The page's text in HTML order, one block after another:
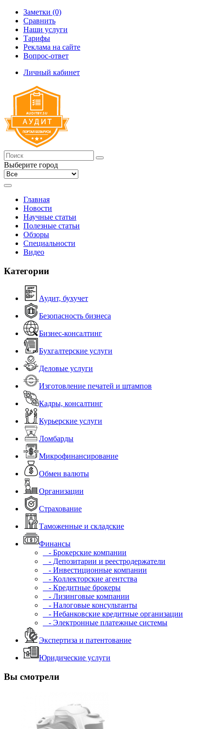
Заметки (0)
Сравнить
Наши услуги
Тарифы
Реклама на сайте
Вопрос-ответ
Личный кабинет
Выберите город
Главная
Новости
Научные статьи
Полезные статьи
Обзоры
Специальности
Видео
Категории
Аудит, бухучет
Безопасность бизнеса
Бизнес-консалтинг
Бухгалтерские услуги
Деловые услуги
Изготовление печатей и штампов
Кадры, консалтинг
Курьерские услуги
Ломбарды
Микрофинансирование
Обмен валюты
Организации
Страхование
Таможенные и складские
Финансы
- Брокерские компании
- Депозитарии и реестродержатели
- Инвестиционные компании
- Коллекторские агентства
- Кредитные брокеры
- Лизинговые компании
- Налоговые консультанты
- Небанковские кредитные организации
- Электронные платежные системы
Экспертиза и патентование
Юридические услуги
Вы смотрели